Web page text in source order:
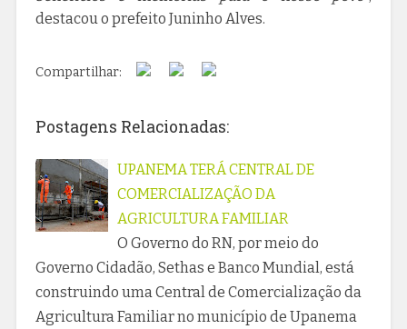
destacou o prefeito Juninho Alves.
Compartilhar:
Postagens Relacionadas:
UPANEMA TERÁ CENTRAL DE
COMERCIALIZAÇÃO DA
AGRICULTURA FAMILIAR
O Governo do RN, por meio do
Governo Cidadão, Sethas e Banco Mundial, está
construindo uma Central de Comercialização da
Agricultura Familiar no município de Upanema